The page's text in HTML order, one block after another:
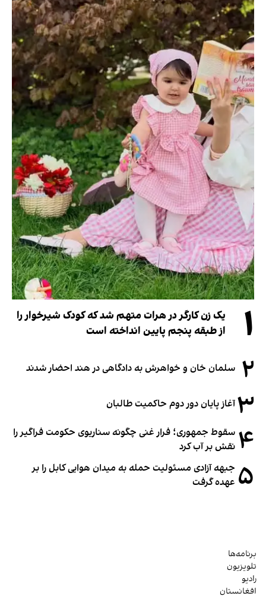
۱
یک زن کارگر در هرات متهم شد که کودک شیرخوار را
از طبقه پنجم پایین انداخته است
۲ سلمان خان و خواهرش به دادگاهی در هند احضار شدند
۳آغاز پایان دور دوم حاکمیت طالبان
۴ سقوط جمهوری؛ فرار غنی چگونه سناریوی حکومت فراگیر را
نقش بر آب کرد
۵ جبهه آزادی مسئولیت حمله به میدان هوایی کابل را بر
عهده گرفت
برنامه‌ها
تلویزیون
رادیو
افغانستان